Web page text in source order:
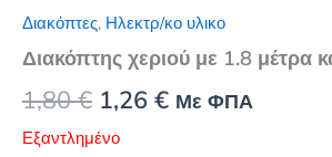
Διακόπτες, Ηλεκτρ/κο υλικο
Διακόπτης χεριού με 1.8 μέτρα
1,80€ Original
price
1,26 €ΗΜε ΦΠΑ
Εξαντλημένο